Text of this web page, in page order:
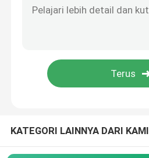
KATEGORI LAINNYA DARI KAMI